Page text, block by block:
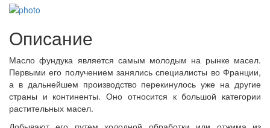
Описание
Масло фундука является самым молодым на рынке масел.
Первыми его получением занялись специалисты во Франции,
а в дальнейшем производство перекинулось уже на другие
страны и континенты. Оно относится к большой категории
растительных масел.